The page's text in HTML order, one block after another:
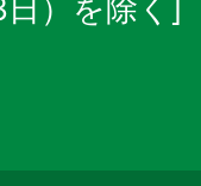
日）を除く]